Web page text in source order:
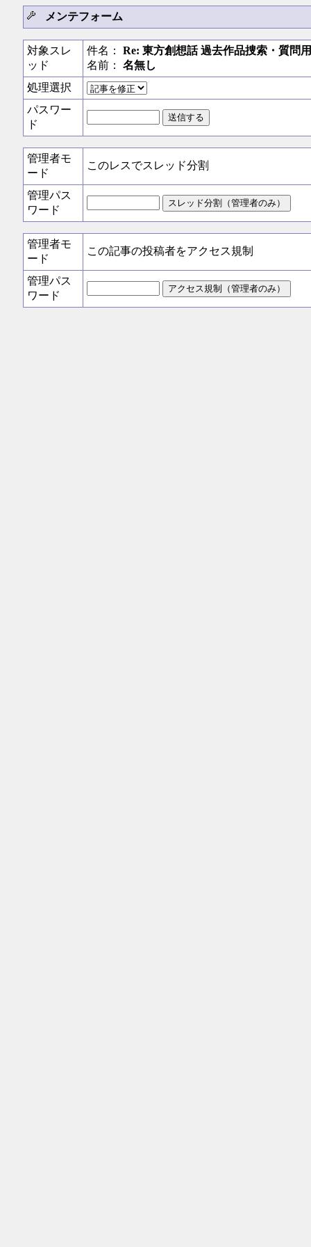
メンテフォーム
対象スレ
ッド
件名： Re: 東方創想話 過去作品捜索・質問
名前： 名無し
処理選択
パスワー
ド
管理者モ
ード
このレスでスレッド分割
管理パス
ワード
管理者モ
ード
この記事の投稿者をアクセス規制
管理パス
ワード